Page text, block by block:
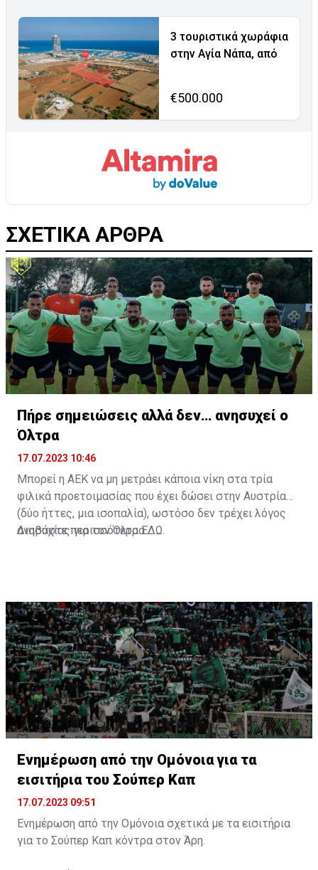
3 τουριστικά χωράφια
στην Αγία Νάπα, από
€500.000
ΣΧΕΤΙΚΑ ΑΡΘΡΑ
Πήρε σημειώσεις αλλά δεν… ανησυχεί ο
Όλτρα
17.07.2023 10:46
Μπορεί η ΑΕΚ να μη μετράει κάποια νίκη στα τρία
φιλικά προετοιμασίας που έχει δώσει στην Αυστρία
(δύο ήττες, μια ισοπαλία), ωστόσο δεν τρέχει λόγος
ανησυχίας για τον Όλτρα.
Διαβάστε περισσότεραΕΔΩ.
Ενημέρωση από την Ομόνοια για τα
εισιτήρια του Σούπερ Καπ
17.07.2023 09:51
Ενημέρωση από την Ομόνοια σχετικά με τα εισιτήρια
για το Σούπερ Καπ κόντρα στον Άρη.